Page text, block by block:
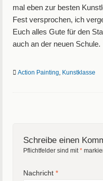
mal eben zur besten
Fest versprochen, ich
Euch alles Gute für den
auch an der neuen Schule.
Action Painting, Kunstklasse
Schreibe einen
Pflichtfelder sind mit *
Nachricht *